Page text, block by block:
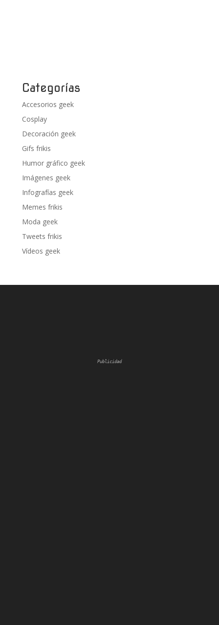
Categorías
Accesorios geek
Cosplay
Decoración geek
Gifs frikis
Humor gráfico geek
Imágenes geek
Infografías geek
Memes frikis
Moda geek
Tweets frikis
Vídeos geek
Publicidad